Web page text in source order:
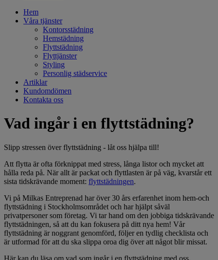
Hem
Våra tjänster
Kontorsstädning
Hemstädning
Flyttstädning
Flyttjänster
Styling
Personlig städservice
Artiklar
Kundomdömen
Kontakta oss
Vad ingår i en flyttstädning?
Slipp stressen över flyttstädning - låt oss hjälpa till!
Att flytta är ofta förknippat med stress, långa listor och mycket att
hålla reda på. När allt är packat och flyttlasten är på väg, kvarstår ett
sista tidskrävande moment: flyttstädningen.
Vi på Milkas Entreprenad har över 30 års erfarenhet inom hem-och
flyttstädning i Stockholmsområdet och har hjälpt såväl
privatpersoner som företag. Vi tar hand om den jobbiga tidskrävande
flyttstädningen, så att du kan fokusera på ditt nya hem! Vår
flyttstädning är noggrant genomförd, följer en tydlig checklista och
är utformad för att du ska slippa oroa dig över att något blir missat.
Här kan du läsa om vad som ingår i en flyttstädning med oss.